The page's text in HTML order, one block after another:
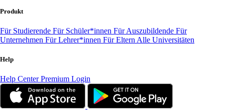
Produkt
Für Studierende Für Schüler*innen Für Auszubildende Für
Unternehmen Für Lehrer*innen Für Eltern Alle Universitäten
Help
Help CenterPremium Login